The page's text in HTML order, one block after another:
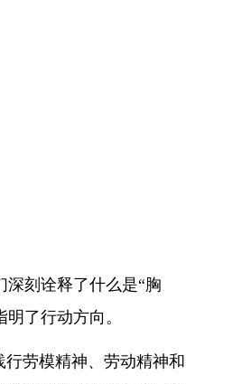
刻诠释了什么是“胸
了行动方向。
劳模精神、劳动精神和